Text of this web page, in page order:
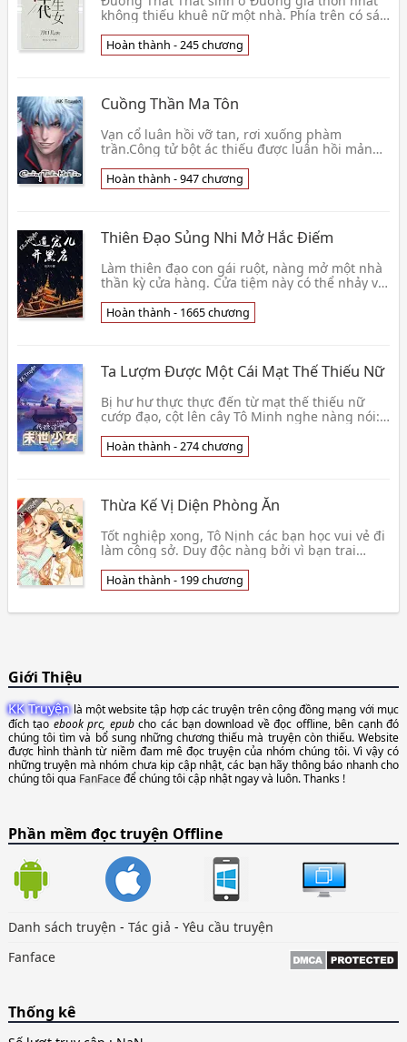
không thiếu khuê nữ một nhà. Phía trên có sáu
Mẹ👦 Đao Khẩu Nhi
Hoàn thành - 245 chương
Cuồng Thần Ma Tôn
Vạn cổ luân hồi vỡ tan, rơi xuống phàm
trần.Công tử bột ác thiếu được luân hồi mảnh
giới.Mộng t👦 Thất Nguyệt Tuyết Tiên Nhân
Hoàn thành - 947 chương
Thiên Đạo Sủng Nhi Mở Hắc Điếm
Làm thiên đạo con gái ruột, nàng mở một nhà
thần kỳ cửa hàng. Cửa tiệm này có thể nhảy vọt
nhiều th👦 Bạch Thiên
Hoàn thành - 1665 chương
Ta Lượm Được Một Cái Mạt Thế Thiếu Nữ
Bị hư hư thực thực đến từ mạt thế thiếu nữ
cướp đạo, cột lên cây Tô Minh nghe nàng nói:
thê👦 Bán Mẫu Nam Sơn
Hoàn thành - 274 chương
Thừa Kế Vị Diện Phòng Ăn
Tốt nghiệp xong, Tô Nịnh các bạn học vui vẻ đi
làm công sở. Duy độc nàng bởi vì bạn trai
lừng 👦 Home Độc Bộ Thiên Hạ
Hoàn thành - 199 chương
Giới Thiệu
KK Truyệnlà một website tập hợp các truyện trên cộng đồng mạng với mục
đích tạoebook prc, epubcho các bạn download về đọc offline, bên cạnh đó
chúng tôi tìm và bổ sung những chương thiếu mà truyện còn thiếu. Website
được hình thành từ niềm đam mê đọc truyện của nhóm chúng tôi. Vì vậy có
những truyện mà nhóm chưa kịp cập nhật, các bạn hãy thông báo nhanh cho
chúng tôi qua FanFaceđể chúng tôi cập nhật ngay và luôn. Thanks !
Phần mềm đọc truyện Offline
Danh sách truyện - Tác giả - Yêu cầu truyện
Fanface
Thống kê